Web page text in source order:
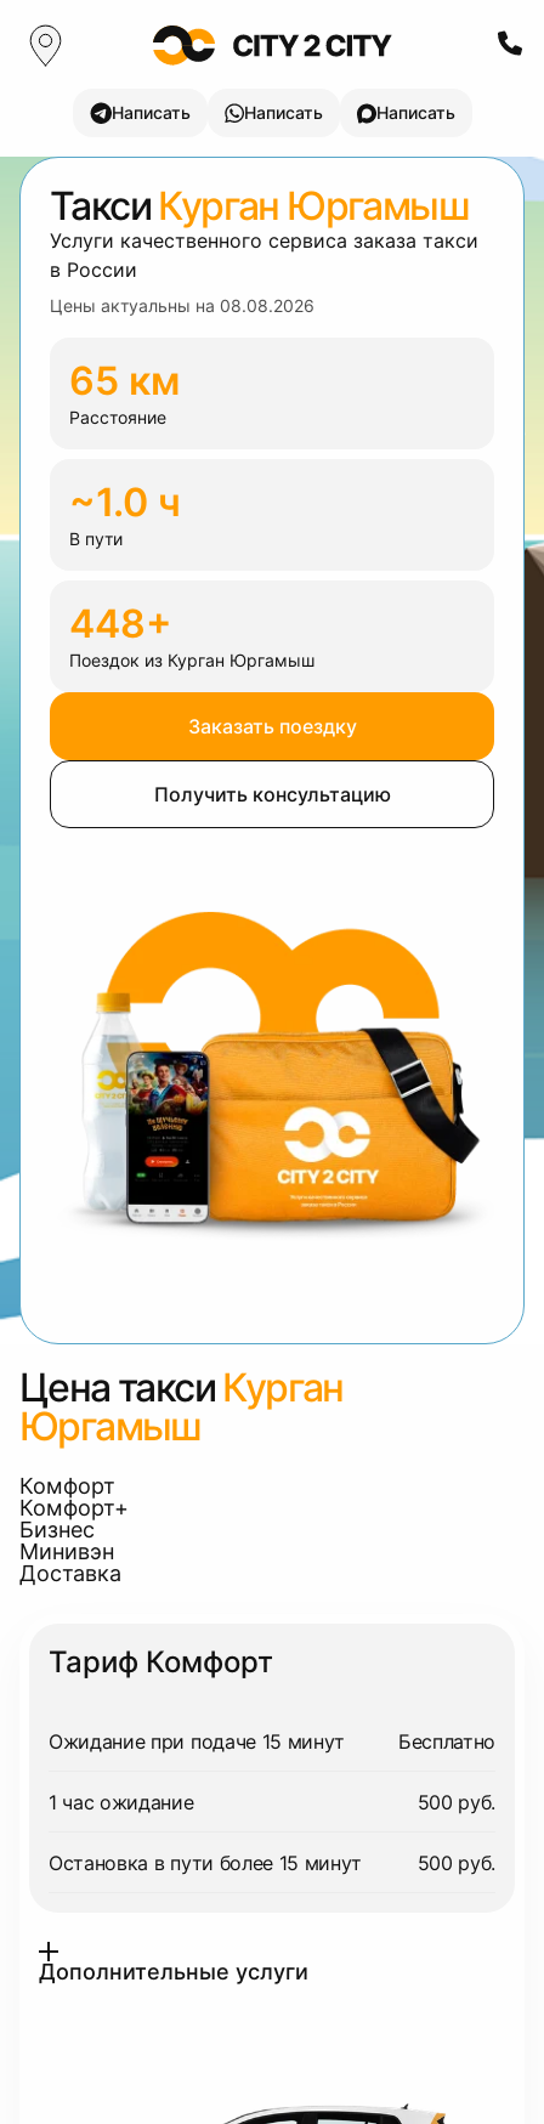
Написать Написать Написать
Такси Курган Юргамыш
Услуги качественного сервиса заказа такси
в России
Цены актуальны на 08.08.2026
65 км
Расстояние
~1.0 ч
В пути
448+
Поездок из Курган Юргамыш
Заказать поездку
Получить консультацию
Цена такси Курган
Юргамыш
Комфорт
Комфорт+
Бизнес
Минивэн
Доставка
Тариф Комфорт
Ожидание при подаче 15 минут Бесплатно
1 час ожидание 500 руб.
Остановка в пути более 15 минут 500 руб.
Дополнительные услуги